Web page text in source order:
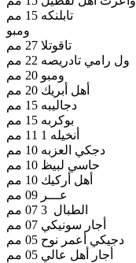
تابلنكه 15 مم
ومبو
تاقوتلا 27 مم
ول رامي تادريصه 22 مم
ومبو 20 مم
أهل أبريك 20 مم
دجاليبه 15 مم
بوكربه 15 مم
أنخيله 1 11 مم
دجكي العزبه 10 مم
حاسي لبيظ 10 مم
أهل أركيك 10 مم
عـــر 09 مم
الطبال 3 07 مم
أجار سونيكي 07 مم
دجيكي أعمر نوح 05 مم
أجار أهل عالي 05 مم